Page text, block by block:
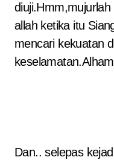
allah ketika itu
mencari kekuatan
Dan.. selepas